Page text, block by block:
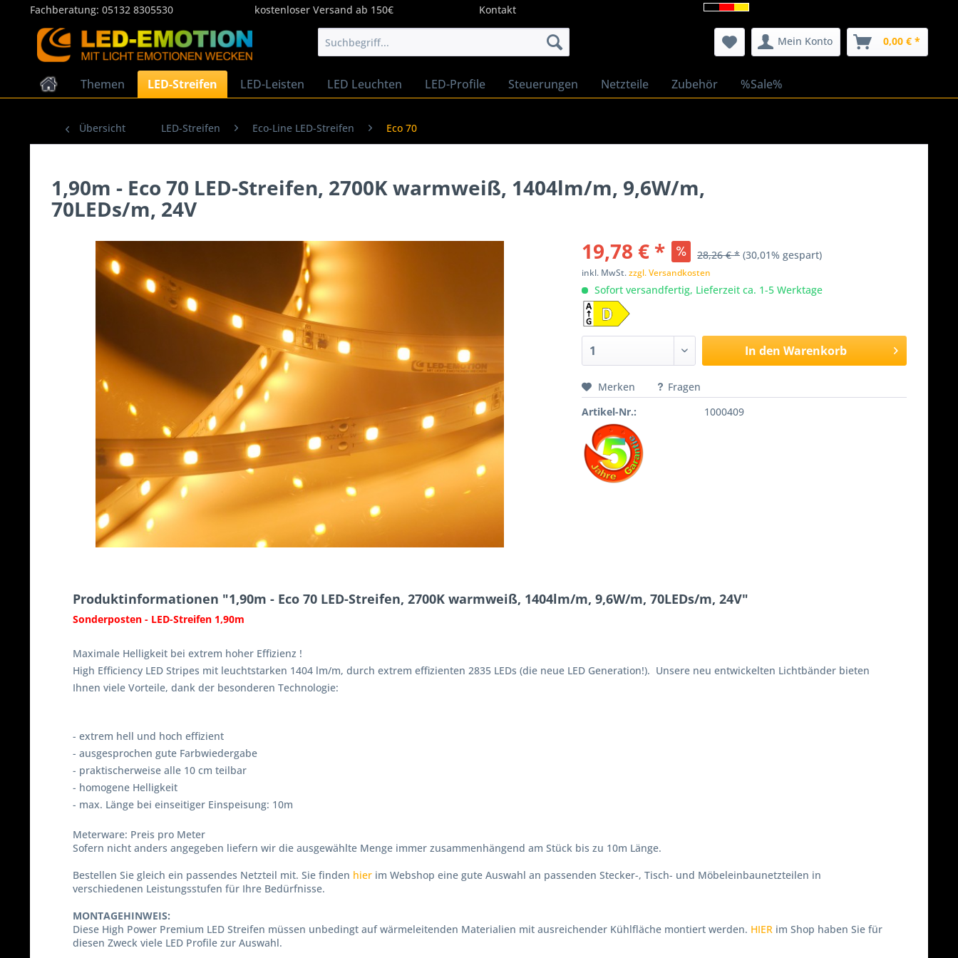
Fachberatung: 05132 8305530 kostenloser Versand ab 150€ Kontakt
Mein Konto 0,00 € *
Themen LED-Streifen LED-Leisten LED Leuchten LED-Profile Steuerungen Netzteile Zubehör %Sale%
Übersicht LED-Streifen Eco-Line LED-Streifen Eco 70
1,90m - Eco 70 LED-Streifen, 2700K warmweiß, 1404lm/m, 9,6W/m,
70LEDs/m, 24V
19,78 € *
28,26 € * (30,01% gespart)
inkl. MwSt.zzgl. Versandkosten
Sofort versandfertig, Lieferzeit ca. 1-5 Werktage
In den Warenkorb
Merken
Fragen
Artikel-Nr.:
1000409
Produktinformationen "1,90m - Eco 70 LED-Streifen, 2700K warmweiß, 1404lm/m, 9,6W/m, 70LEDs/m, 24V"
Sonderposten - LED-Streifen 1,90m
Maximale Helligkeit bei extrem hoher Effizienz !
High Efficiency LED Stripes mit leuchtstarken 1404 lm/m, durch extrem effizienten 2835 LEDs (die neue LED Generation!). Unsere neu entwickelten Lichtbänder bieten
Ihnen viele Vorteile, dank der besonderen Technologie:
- extrem hell und hoch effizient
- ausgesprochen gute Farbwiedergabe
- praktischerweise alle 10 cm teilbar
- homogene Helligkeit
- max. Länge bei einseitiger Einspeisung: 10m
Meterware: Preis pro Meter
Sofern nicht anders angegeben liefern wir die ausgewählte Menge immer zusammenhängend am Stück bis zu 10m Länge.
Bestellen Sie gleich ein passendes Netzteil mit. Sie finden hier im Webshop eine gute Auswahl an passenden Stecker-, Tisch- und Möbeleinbaunetzteilen in
verschiedenen Leistungsstufen für Ihre Bedürfnisse.
MONTAGEHINWEIS:
Diese High Power Premium LED Streifen müssen unbedingt auf wärmeleitenden Materialien mit ausreichender Kühlfläche montiert werden. HIER im Shop haben Sie für
diesen Zweck viele LED Profile zur Auswahl.